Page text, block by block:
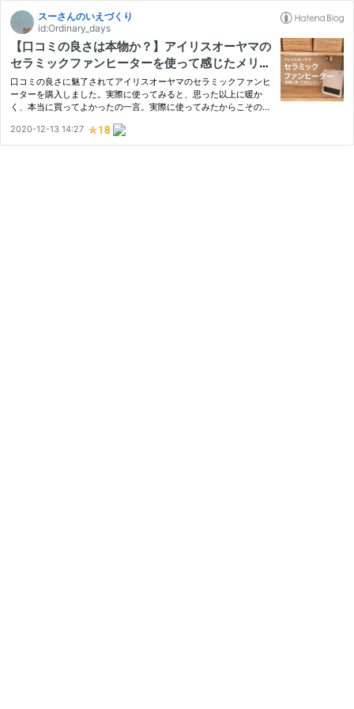
スーさんのいえづくり
id:Ordinary_days
【口コミの良さは本物か？】アイリスオーヤマの
セラミックファンヒーターを使って感じたメリッ
トデメリット
口コミの良さに魅了されてアイリスオーヤマのセラミックファンヒ
ーターを購入しました。実際に使ってみると、思った以上に暖か
く、本当に買ってよかったの一言。実際に使ってみたからこそのレ
2020-12-13 14:27